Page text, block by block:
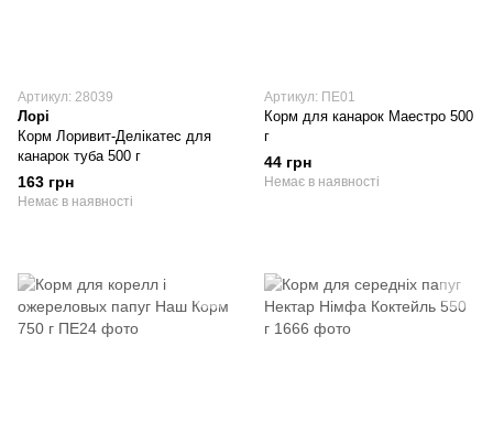
Артикул: 28039
Лорі
Корм Лоривит-Делікатес для
канарок туба 500 г
163 грн
Немає в наявності
Артикул: ПЕ01
Корм для канарок Маестро 500
г
44 грн
Немає в наявності